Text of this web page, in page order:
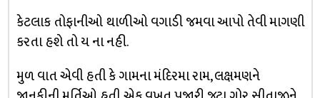
કેટલાક તોફાનીઓ થાળીઓ વગાડી જમવા આપો તેવી માગણી
કરતા હશે તો ય ના નહી.
મુળ વાત એવી હતી કે ગામના મંદિરમા રામ, લક્ષમણને